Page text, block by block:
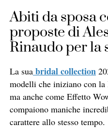
Abiti da sposa
proposte di
Rinaudo per la
La sua bridal collection
modelli che iniziano con la
ma anche come Effetto
compaiono maniche
carattere allo stesso tempo.